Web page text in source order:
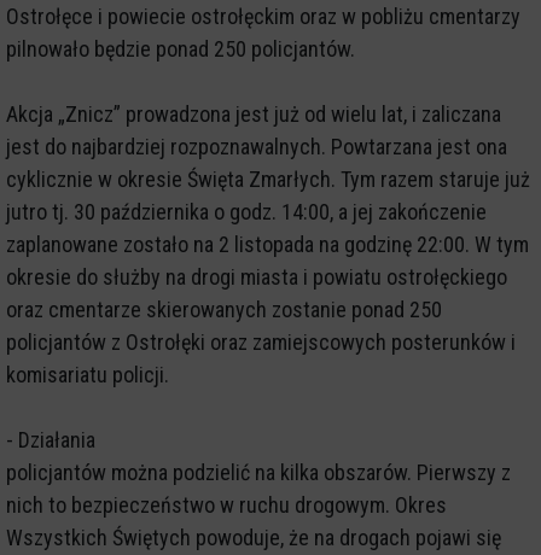
Ostrołęce i powiecie ostrołęckim oraz w pobliżu cmentarzy
pilnowało będzie ponad 250 policjantów.
Akcja „Znicz” prowadzona jest już od wielu lat, i zaliczana
jest do najbardziej rozpoznawalnych. Powtarzana jest ona
cyklicznie w okresie Święta Zmarłych. Tym razem staruje już
jutro tj. 30 października o godz. 14:00, a jej zakończenie
zaplanowane zostało na 2 listopada na godzinę 22:00. W tym
okresie do służby na drogi miasta i powiatu ostrołęckiego
oraz cmentarze skierowanych zostanie ponad 250
policjantów z Ostrołęki oraz zamiejscowych posterunków i
komisariatu policji.
- Działania
policjantów można podzielić na kilka obszarów. Pierwszy z
nich to bezpieczeństwo w ruchu drogowym. Okres
Wszystkich Świętych powoduje, że na drogach pojawi się